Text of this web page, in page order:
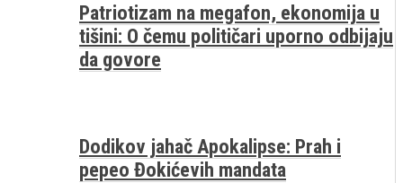
Patriotizam na megafon, ekonomija u
tišini: O čemu političari uporno odbijaju
da govore
Dodikov jahač Apokalipse: Prah i
pepeo Đokićevih mandata